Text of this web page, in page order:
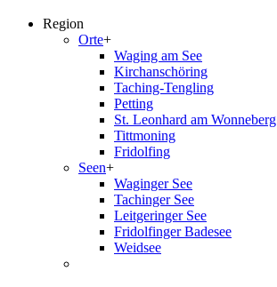
Region
Orte+
Waging am See
Kirchanschöring
Taching-Tengling
Petting
St. Leonhard am Wonneberg
Tittmoning
Fridolfing
Seen+
Waginger See
Tachinger See
Leitgeringer See
Fridolfinger Badesee
Weidsee